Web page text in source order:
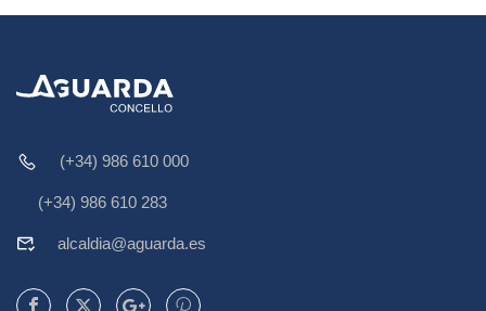
(+34) 986 610 000
(+34) 986 610 283
alcaldia@aguarda.es